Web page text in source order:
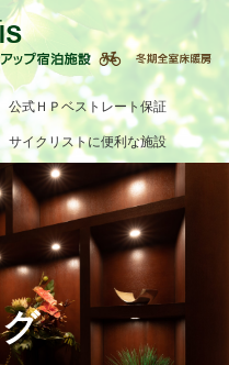
公式ＨＰベストレート保証
サイクリストに便利な施設